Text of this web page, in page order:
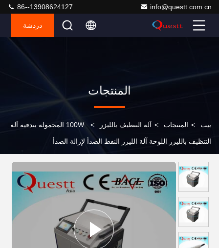
info@questt.com.cn
86--13908624127
دردشة
المنتجات
بيت > المنتجات > آلة التنظيف بالليزر > 100W المحمولة بندقية آلة
التنظيف بالليزر اللوحة آلة الليزر النفط الصدأ لإزالة الصدأ